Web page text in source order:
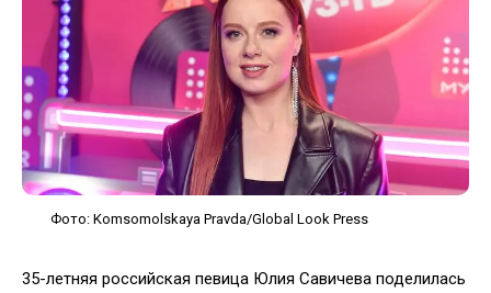
Фото: Komsomolskaya Pravda/Global Look Press
35-летняя российская певица Юлия Савичева поделилась